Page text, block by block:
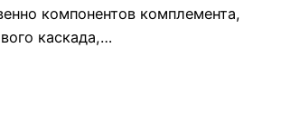
компонентов комплемента,
каскада,…